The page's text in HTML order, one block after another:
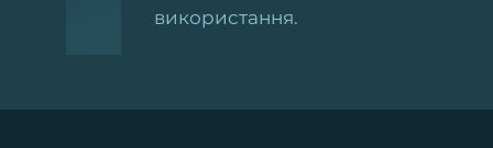
використання.